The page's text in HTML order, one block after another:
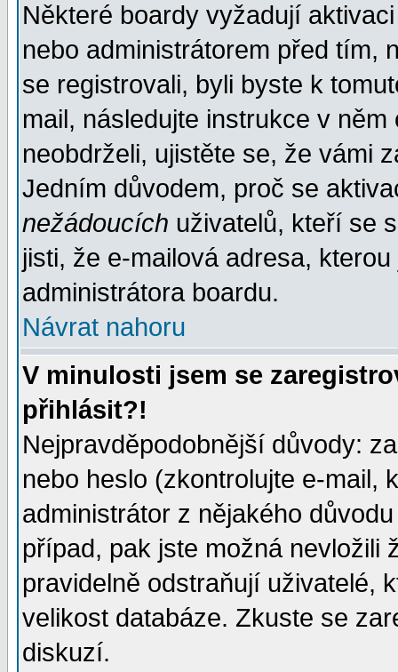
Některé boardy vyžadují
nebo administrátorem před tím,
se registrovali, byli byste k
mail, následujte instrukce v
neobdrželi, ujistěte se, že vámi
Jedním důvodem, proč se
nežádoucích uživatelů, kteří se
jisti, že e-mailová adresa,
administrátora boardu.
Návrat nahoru
V minulosti jsem se
přihlásit?!
Nejpravděpodobnější důvody:
nebo heslo (zkontrolujte e-mail,
administrátor z nějakého
případ, pak jste možná nevložili
pravidelně odstraňují uživatelé,
velikost databáze. Zkuste se
diskuzí.